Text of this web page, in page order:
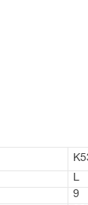
L
9